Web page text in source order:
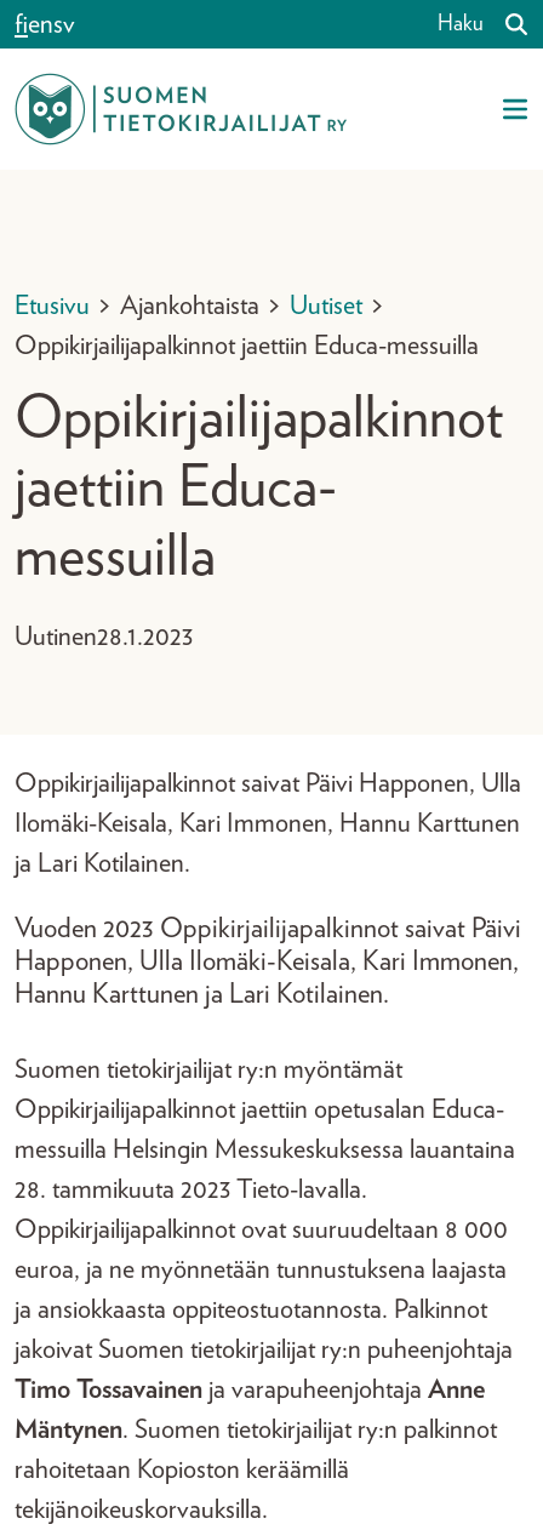
Siirry sisältöön
fiensv Haku
Etusivu > Ajankohtaista > Uutiset >
Oppikirjailijapalkinnot jaettiin Educa-messuilla
Oppikirjailijapalkinnot
jaettiin Educa-
messuilla
Uutinen28.1.2023
Oppikirjailijapalkinnot saivat Päivi Happonen, Ulla
Ilomäki-Keisala, Kari Immonen, Hannu Karttunen
ja Lari Kotilainen.
Vuoden 2023 Oppikirjailijapalkinnot saivat Päivi
Happonen, Ulla Ilomäki-Keisala, Kari Immonen,
Hannu Karttunen ja Lari Kotilainen.
Suomen tietokirjailijat ry:n myöntämät
Oppikirjailijapalkinnot jaettiin opetusalan Educa-
messuilla Helsingin Messukeskuksessa lauantaina
28. tammikuuta 2023 Tieto-lavalla.
Oppikirjailijapalkinnot ovat suuruudeltaan 8 000
euroa, ja ne myönnetään tunnustuksena laajasta
ja ansiokkaasta oppiteostuotannosta. Palkinnot
jakoivat Suomen tietokirjailijat ry:n puheenjohtaja
Timo Tossavainen ja varapuheenjohtaja Anne
Mäntynen. Suomen tietokirjailijat ry:n palkinnot
rahoitetaan Kopioston keräämillä
tekijänoikeuskorvauksilla.